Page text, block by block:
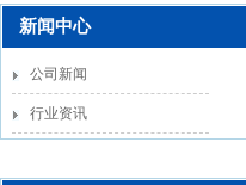
新闻中心
公司新闻
行业资讯